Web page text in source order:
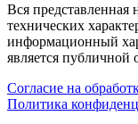
Вся представленная
технических
информационный
является публичной
Согласие на
Политика